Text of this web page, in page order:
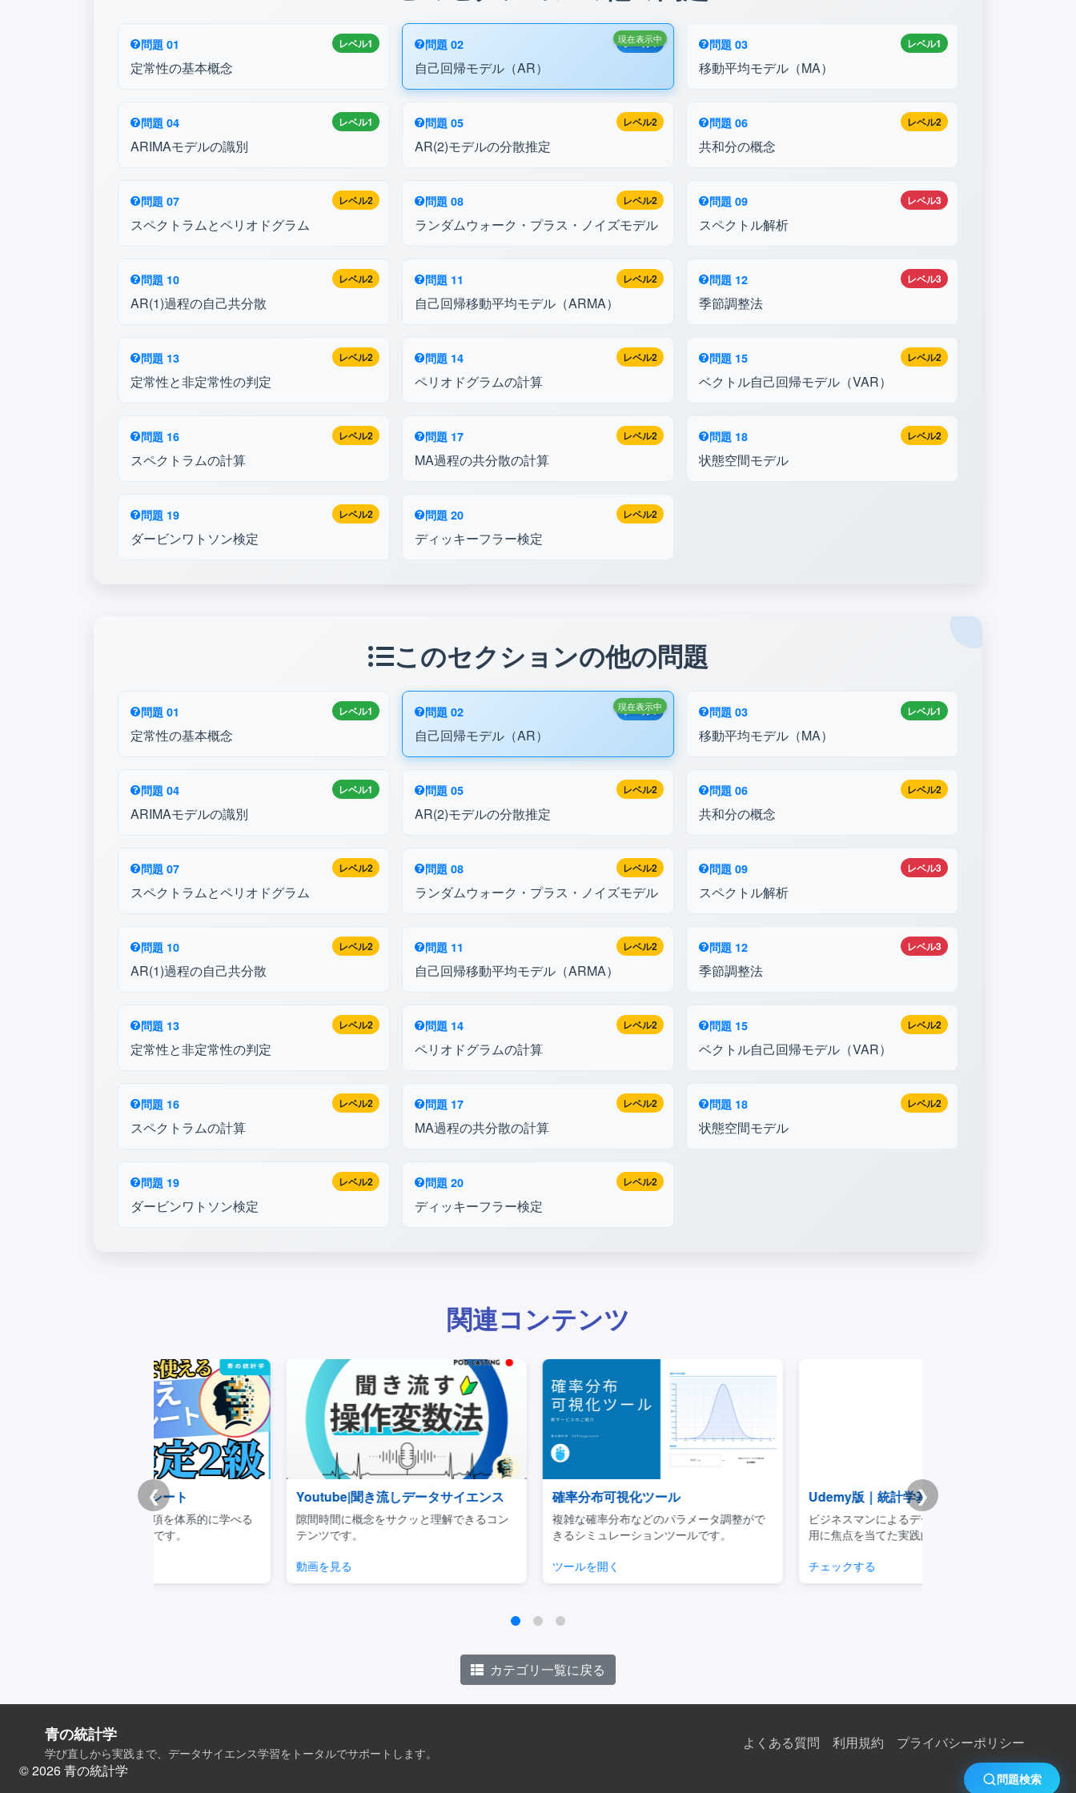
レベル1
問題 01
定常性の基本概念
レベル1
問題 02
自己回帰モデル（AR）
現在表示中 レベル1
問題 03
移動平均モデル（MA）
レベル1
問題 04
ARIMAモデルの識別
レベル2
問題 05
AR(2)モデルの分散推定
レベル2
問題 06
共和分の概念
レベル2
問題 07
スペクトラムとペリオドグラム
レベル2
問題 08
ランダムウォーク・プラス・ノイズモデル
レベル3
問題 09
スペクトル解析
レベル2
問題 10
AR(1)過程の自己共分散
レベル2
問題 11
自己回帰移動平均モデル（ARMA）
レベル3
問題 12
季節調整法
レベル2
問題 13
定常性と非定常性の判定
レベル2
問題 14
ペリオドグラムの計算
レベル2
問題 15
ベクトル自己回帰モデル（VAR）
レベル2
問題 16
スペクトラムの計算
レベル2
問題 17
MA過程の共分散の計算
レベル2
問題 18
状態空間モデル
レベル2
問題 19
ダービンワトソン検定
レベル2
問題 20
ディッキーフラー検定
このセクションの他の問題
レベル1
問題 01
定常性の基本概念
レベル1
問題 02
自己回帰モデル（AR）
現在表示中 レベル1
問題 03
移動平均モデル（MA）
レベル1
問題 04
ARIMAモデルの識別
レベル2
問題 05
AR(2)モデルの分散推定
レベル2
問題 06
共和分の概念
レベル2
問題 07
スペクトラムとペリオドグラム
レベル2
問題 08
ランダムウォーク・プラス・ノイズモデル
レベル3
問題 09
スペクトル解析
レベル2
問題 10
AR(1)過程の自己共分散
レベル2
問題 11
自己回帰移動平均モデル（ARMA）
レベル3
問題 12
季節調整法
レベル2
問題 13
定常性と非定常性の判定
レベル2
問題 14
ペリオドグラムの計算
レベル2
問題 15
ベクトル自己回帰モデル（VAR）
レベル2
問題 16
スペクトラムの計算
レベル2
問題 17
MA過程の共分散の計算
レベル2
問題 18
状態空間モデル
レベル2
問題 19
ダービンワトソン検定
レベル2
問題 20
ディッキーフラー検定
関連コンテンツ
❮ ❯
Youtube|聞き流しデータサイエンス
隙間時間に概念をサクッと理解できるコン
テンツです。
確率分布可視化ツール
複雑な確率分布などのパラメータ調整がで
きるシミュレーションツールです。
Udemy版｜統計学基礎講座
ビジネスマンによるデータサイエンスの利
用に焦点を当てた実践的な講座です
カテゴリ一覧に戻る
青の統計学
学び直しから実践まで、データサイエンス学習をトータルでサポートします。
よくある質問 利用規約
プライバシーポリシー
© 2026 青の統計学
問題検索